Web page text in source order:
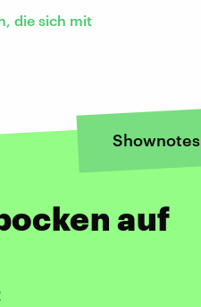
die sich mit
Shownotes
auf